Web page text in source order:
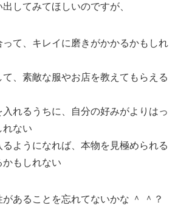
してみてほしいのですが、
って、キレイに磨きがかかるかもしれ
て、素敵な服やお店を教えてもらえる
入れるうちに、自分の好みがよりはっ
れない
るようになれば、本物を見極められる
かもしれない
あることを忘れてないかな ＾ ＾？